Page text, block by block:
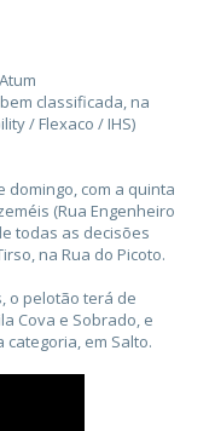
classificada, na
/ Flexaco / IHS)
domingo, com a quinta
(Rua Engenheiro
todas as decisões
na Rua do Picoto.
o pelotão terá de
Cova e Sobrado, e
em Salto.